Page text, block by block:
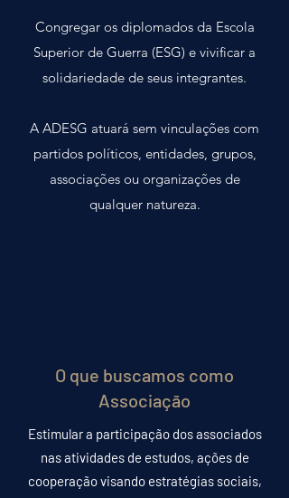
Congregar os diplomados da Escola
Superior de Guerra (ESG) e vivificar a
solidariedade de seus integrantes.
A ADESG atuará sem vinculações com
partidos políticos, entidades, grupos,
associações ou organizações de
qualquer natureza.
O que buscamos como
Associação
Estimular a participação dos associados
nas atividades de estudos, ações de
cooperação visando estratégias sociais,